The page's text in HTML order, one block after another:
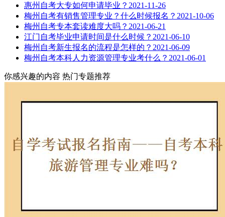
惠州自考大专如何申请毕业？ 2021-11-26
梅州自考有销售管理专业？什么时候报名？ 2021-10-06
梅州自考专本套读难度大吗？ 2021-06-21
江门自考毕业申请时间是什么时候？ 2021-06-10
梅州自考新生报名的流程是怎样的？ 2021-06-09
梅州自考本科人力资源管理专业考什么？ 2021-06-01
你感兴趣的内容 热门专题推荐